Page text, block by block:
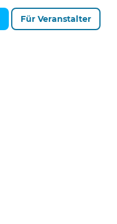
Für Veranstalter